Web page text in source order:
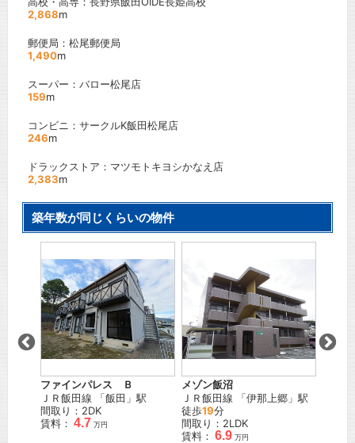
2,868m
郵便局：松尾郵便局
1,490m
スーパー：バロー松尾店
159m
コンビニ：サークルK飯田松尾店
246m
ドラックストア：マツモトキヨシかなえ店
2,383m
築年数が同じくらいの物件
ファインパレス Ｂ
ＪＲ飯田線 「飯田 」駅
間取り：2DK
賃料： 4.7 万円
メゾン飯沼
ＪＲ飯田線 「伊那上郷 」駅
徒歩19分
間取り：2LDK
賃料： 6.9 万円